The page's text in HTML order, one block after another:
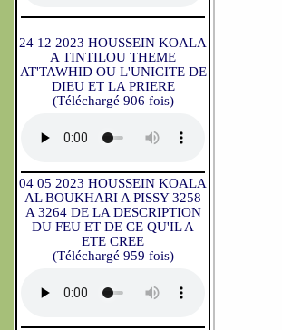
24 12 2023 HOUSSEIN KOALA
A TINTILOU THEME
AT'TAWHID OU L'UNICITE DE
DIEU ET LA PRIERE
(Téléchargé 906 fois)
04 05 2023 HOUSSEIN KOALA
AL BOUKHARI A PISSY 3258
A 3264 DE LA DESCRIPTION
DU FEU ET DE CE QU'IL A
ETE CREE
(Téléchargé 959 fois)